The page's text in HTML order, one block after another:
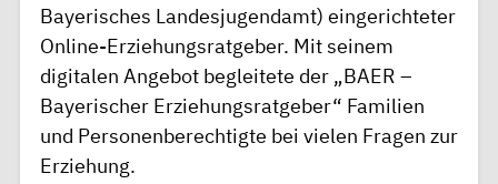
Bayerisches Landesjugendamt) eingerichteter
Online-Erziehungsratgeber. Mit seinem
digitalen Angebot begleitete der „BAER –
Bayerischer Erziehungsratgeber“ Familien
und Personenberechtigte bei vielen Fragen zur
Erziehung.